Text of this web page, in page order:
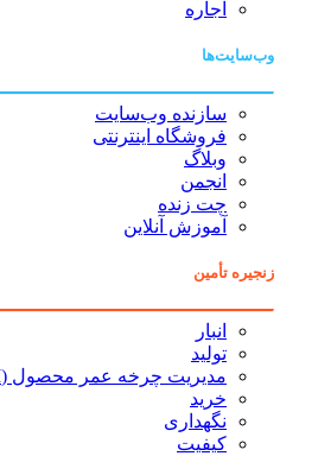
اجاره
وب‌سایت‌ها
سازنده وب‌سایت
فروشگاه اینترنتی
وبلاگ
انجمن
چت زنده
آموزش آنلاین
زنجیره تأمین
انبار
تولید
مدیریت چرخه عمر محصول (PLM)
خرید
نگهداری
کیفیت